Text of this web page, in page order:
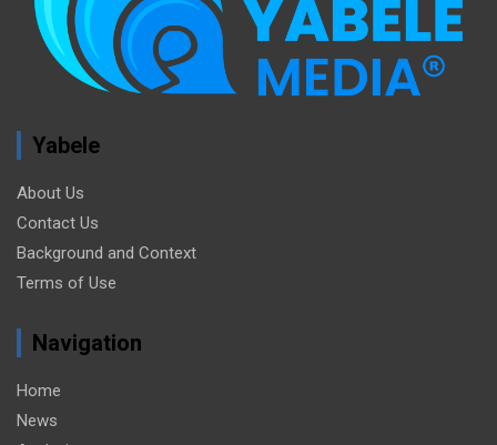
Yabele
About Us
Contact Us
Background and Context
Terms of Use
Navigation
Home
News